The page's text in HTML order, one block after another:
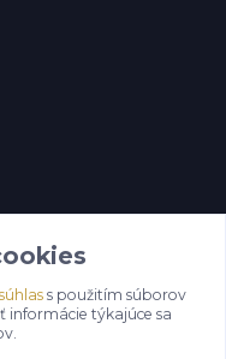
súhlass použitím súborov
informácie týkajúce sa